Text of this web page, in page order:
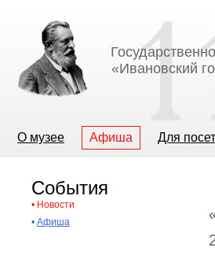
«Ивановский
О музее Афиша Для
События
• Новости
• Афиша